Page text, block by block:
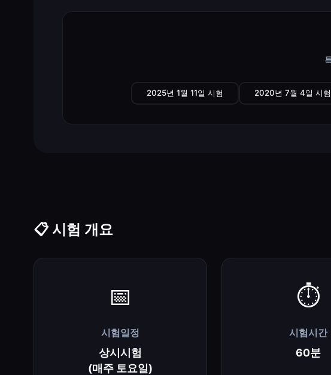
2025년 1월 11일 시험 2020년 7월 4일 시험
📋 시험 개요
📅
시험일정
상시시험
(매주 토요일)
⏱️
시험시간
60분